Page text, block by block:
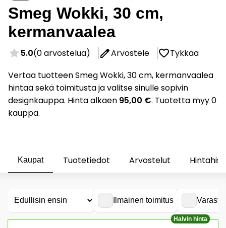
Smeg Wokki, 30 cm,
kermanvaalea
5.0(0 arvostelua) Arvostele
Tykkää
Vertaa tuotteen Smeg Wokki, 30 cm, kermanvaalea
hintaa sekä toimitusta ja valitse sinulle sopivin
designkauppa. Hinta alkaen 95,00 €. Tuotetta myy 0
kauppa.
Kaupat Tuotetiedot Arvostelut
Ilmainen toimitus
Halvin hinta